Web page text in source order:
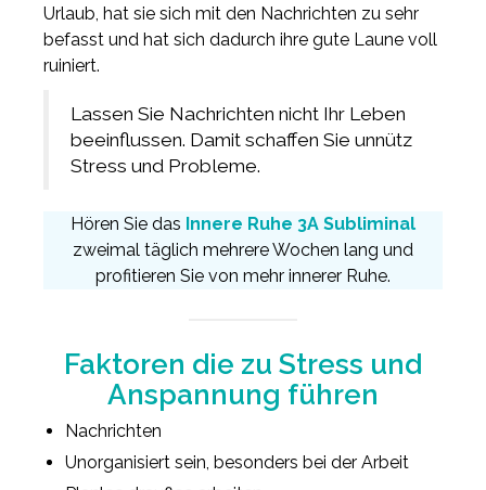
Urlaub, hat sie sich mit den Nachrichten zu sehr
befasst und hat sich dadurch ihre gute Laune voll
ruiniert.
Lassen Sie Nachrichten nicht Ihr Leben
beeinflussen. Damit schaffen Sie unnütz
Stress und Probleme.
Hören Sie das Innere Ruhe 3A Subliminal
zweimal täglich mehrere Wochen lang und
profitieren Sie von mehr innerer Ruhe.
Faktoren die zu Stress und
Anspannung führen
Nachrichten
Unorganisiert sein, besonders bei der Arbeit